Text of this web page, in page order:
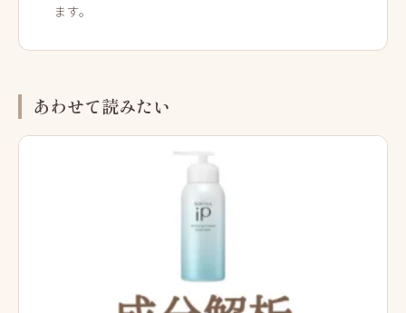
ます。
あわせて読みたい